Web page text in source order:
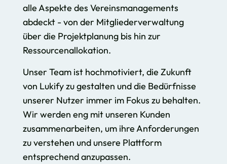
alle Aspekte des Vereinsmanagements
abdeckt - von der Mitgliederverwaltung
über die Projektplanung bis hin zur
Ressourcenallokation.
Unser Team ist hochmotiviert, die Zukunft
von Lukify zu gestalten und die Bedürfnisse
unserer Nutzer immer im Fokus zu behalten.
Wir werden eng mit unseren Kunden
zusammenarbeiten, um ihre Anforderungen
zu verstehen und unsere Plattform
entsprechend anzupassen.